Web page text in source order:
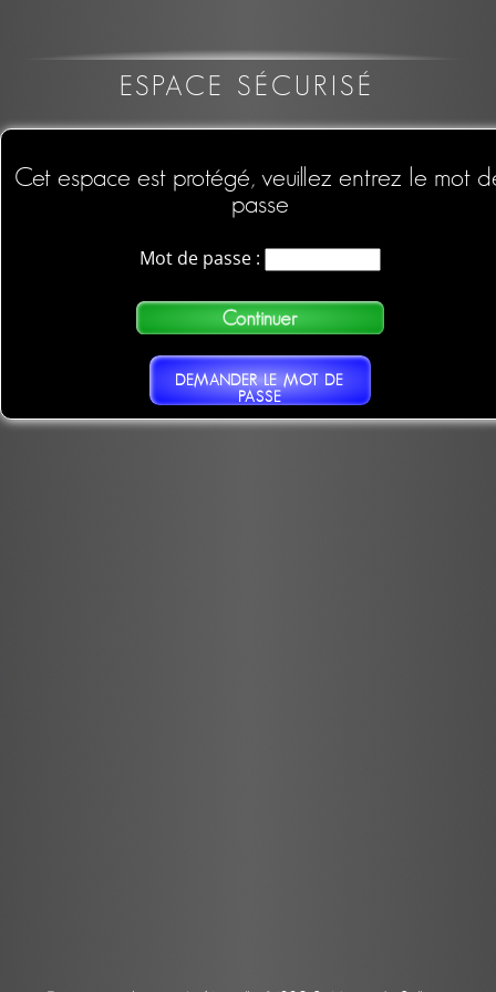
ESPACE SÉCURISÉ
Cet espace est protégé, veuillez entrez le mot
passe
Mot de passe :
DEMANDER LE MOT DE
PASSE